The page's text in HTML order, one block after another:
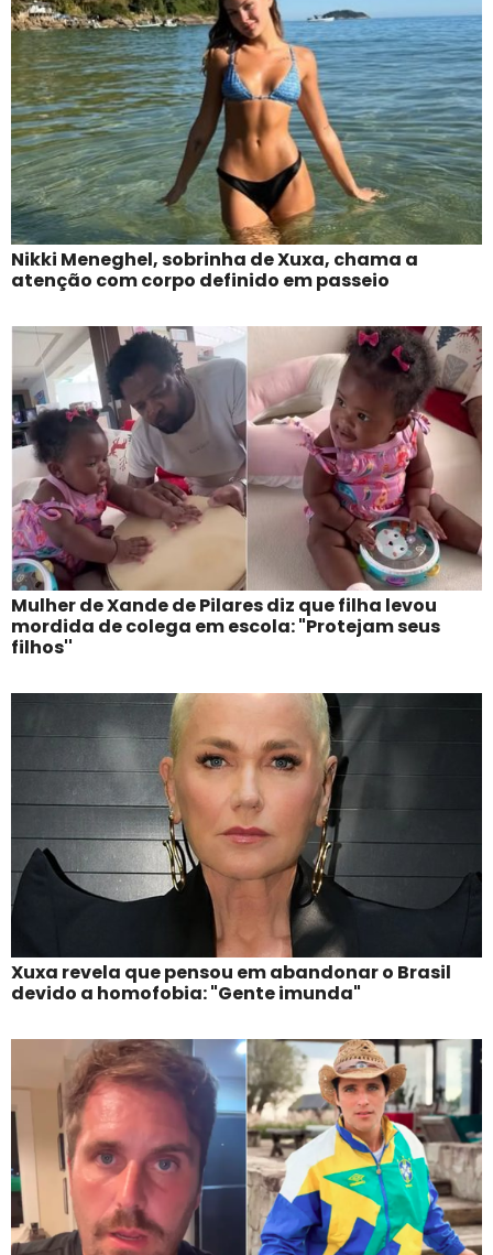
Nikki Meneghel, sobrinha de Xuxa, chama a
atenção com corpo definido em passeio
Mulher de Xande de Pilares diz que filha levou
mordida de colega em escola: "Protejam seus
filhos''
Xuxa revela que pensou em abandonar o Brasil
devido a homofobia: "Gente imunda"